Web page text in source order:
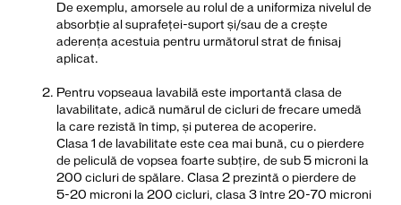
De exemplu, amorsele au rolul de a uniformiza nivelul de
absorbție al suprafeței-suport și/sau de a crește
aderența acestuia pentru următorul strat de finisaj
aplicat.
Pentru vopseaua lavabilă este importantă clasa de
lavabilitate, adică numărul de cicluri de frecare umedă
la care rezistă în timp, și puterea de acoperire.
Clasa 1 de lavabilitate este cea mai bună, cu o pierdere
de peliculă de vopsea foarte subțire, de sub 5 microni la
200 cicluri de spălare. Clasa 2 prezintă o pierdere de
5-20 microni la 200 cicluri, clasa 3 între 20-70 microni